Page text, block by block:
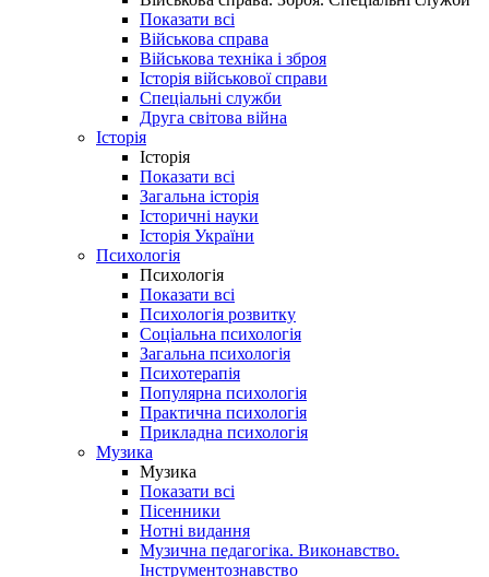
Показати всі
Військова справа
Військова техніка і зброя
Історія військової справи
Спеціальні служби
Друга світова війна
Історія
Історія
Показати всі
Загальна історія
Історичні науки
Історія України
Психологія
Психологія
Показати всі
Психологія розвитку
Соціальна психологія
Загальна психологія
Психотерапія
Популярна психологія
Практична психологія
Прикладна психологія
Музика
Музика
Показати всі
Пісенники
Нотні видання
Музична педагогіка. Виконавство.
Інструментознавство